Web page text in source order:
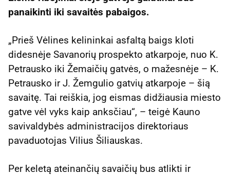
panaikinti iki savaitės pabaigos.
„Prieš Vėlines kelininkai asfaltą baigs kloti
didesnėje Savanorių prospekto atkarpoje, nuo K.
Petrausko iki Žemaičių gatvės, o mažesnėje – K.
Petrausko ir J. Žemgulio gatvių atkarpoje – šią
savaitę. Tai reiškia, jog eismas didžiausia miesto
gatve vėl vyks kaip anksčiau“, – teigė Kauno
savivaldybės administracijos direktoriaus
pavaduotojas Vilius Šiliauskas.
Per keletą ateinančių savaičių bus atlikti ir